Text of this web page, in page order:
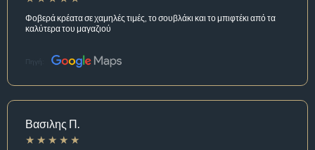
Φοβερά κρέατα σε χαμηλές τιμές, το σουβλάκι και το μπιφτέκι από τα
καλύτερα του μαγαζιού
Πηγή:
Βασιλης Π.